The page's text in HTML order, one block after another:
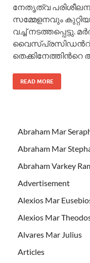
നേതൃത്വ
സമ്മേളനവും
വച്ച് നടത്തപ്പെട്ടു.
വൈസ്പ്രസിഡന്‍റ്
READ MORE
Abraham Mar
Abraham Mar
Abraham Varkey
Advertisement
Alexios Mar
Alexios Mar
Alvares Mar Julius
Articles